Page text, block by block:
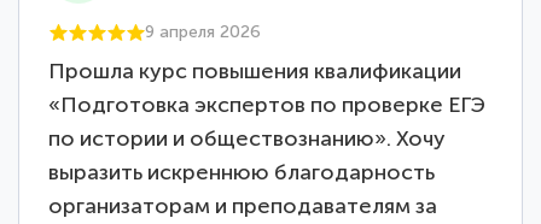
9 апреля 2026
Прошла курс повышения квалификации
«Подготовка экспертов по проверке ЕГЭ
по истории и обществознанию». Хочу
выразить искреннюю благодарность
организаторам и преподавателям за